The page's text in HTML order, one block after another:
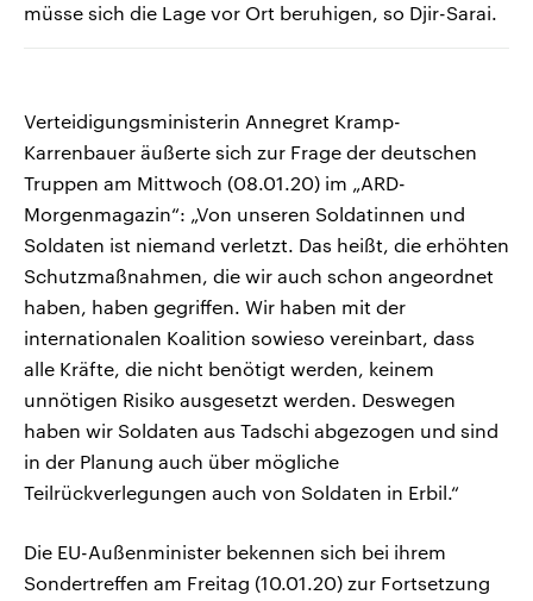
müsse sich die Lage vor Ort beruhigen, so Djir-Sarai.
Verteidigungsministerin Annegret Kramp-
Karrenbauer äußerte sich zur Frage der deutschen
Truppen am Mittwoch (08.01.20) im „ARD-
Morgenmagazin“: „Von unseren Soldatinnen und
Soldaten ist niemand verletzt. Das heißt, die erhöhten
Schutzmaßnahmen, die wir auch schon angeordnet
haben, haben gegriffen. Wir haben mit der
internationalen Koalition sowieso vereinbart, dass
alle Kräfte, die nicht benötigt werden, keinem
unnötigen Risiko ausgesetzt werden. Deswegen
haben wir Soldaten aus Tadschi abgezogen und sind
in der Planung auch über mögliche
Teilrückverlegungen auch von Soldaten in Erbil.“
Die EU-Außenminister bekennen sich bei ihrem
Sondertreffen am Freitag (10.01.20) zur Fortsetzung